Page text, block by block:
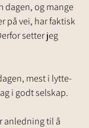
dagen, og mange
på vei, har faktisk
setter jeg
mest i lytte-
i godt selskap.
anledning til å